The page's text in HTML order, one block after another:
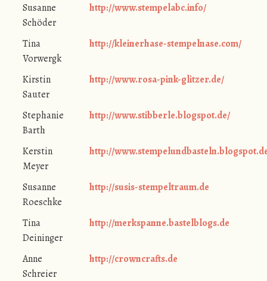
Susanne
Schöder
http://www.stempelabc.info/
Tina
Vorwergk
http://kleinerhase-stempelnase.com/
Kirstin
Sauter
http://www.rosa-pink-glitzer.de/
Stephanie
Barth
http://www.stibberle.blogspot.de/
Kerstin
Meyer
http://
Susanne
Roeschke
http://susis-stempeltraum.de
Tina
Deininger
http://merkspanne.bastelblogs.de
Anne
Schreier
http://crowncrafts.de